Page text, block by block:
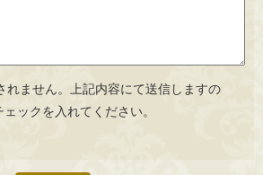
れません。上記内容にて送信しますの
ックを入れてください。